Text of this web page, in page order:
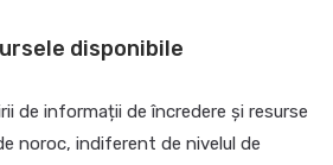
disponibile
de informații de încredere și resurse
noroc, indiferent de nivelul de